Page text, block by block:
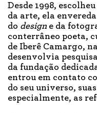
Desde 1998,
da arte, ela
do design e da
conterrâneo poeta,
de Iberê Camargo,
desenvolvia
da fundação
entrou em contato
do seu universo,
especialmente, as